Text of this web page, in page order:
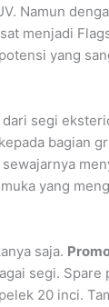
Namun
menjadi
yang
segi
bagian
yang
saja.
segi. Spare
20 inci.